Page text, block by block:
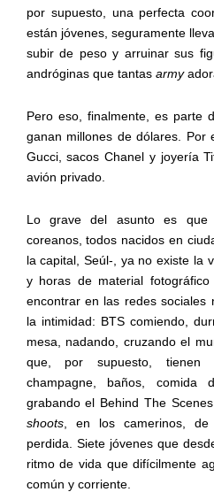
por supuesto, una perfecta
están jóvenes, seguramente
subir de peso y arruinar sus
andróginas que tantas army
Pero eso, finalmente, es parte
ganan millones de dólares. Por
Gucci, sacos Chanel y joyería
avión privado.
Lo grave del asunto es que
coreanos, todos nacidos en
la capital, Seúl-, ya no existe la
y horas de material
encontrar en las redes sociales
la intimidad: BTS comiendo,
mesa, nadando, cruzando el
que, por supuesto, tienen
champagne, baños, comida
grabando el Behind The
shoots, en los camerinos, de
perdida. Siete jóvenes que
ritmo de vida que difícilmente
común y corriente.